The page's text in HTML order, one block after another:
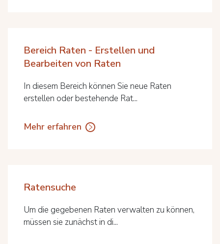
Bereich Raten - Erstellen und
Bearbeiten von Raten
In diesem Bereich können Sie neue Raten
erstellen oder bestehende Rat...
Mehr erfahren
Ratensuche
Um die gegebenen Raten verwalten zu können,
müssen sie zunächst in di...